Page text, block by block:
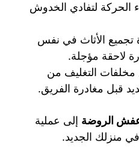
الحركة لتفادي الخدوش
تجميع الأثاث في نفس
لاحقة مؤجلة.
مخلفات التغليف من
قبل مغادرة الفريق.
الروضة إلى عملية
منزلك الجديد.